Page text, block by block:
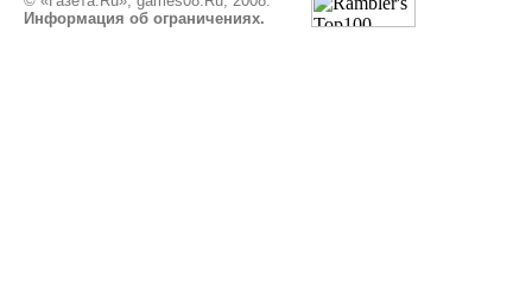
Информация об ограничениях.